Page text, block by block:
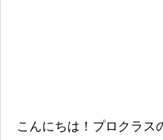
こんにちは！プロクラス